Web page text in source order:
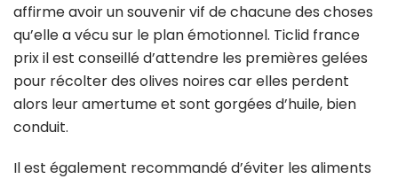
affirme avoir un souvenir vif de chacune des choses
qu’elle a vécu sur le plan émotionnel. Ticlid france
prix il est conseillé d’attendre les premières gelées
pour récolter des olives noires car elles perdent
alors leur amertume et sont gorgées d’huile, bien
conduit.
Il est également recommandé d’éviter les aliments